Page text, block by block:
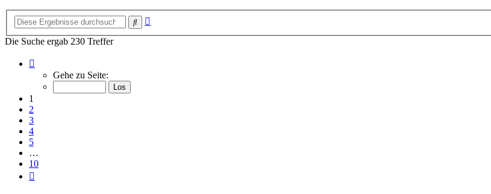
Suche
Die Suche ergab 230 Treffer
von
Gehe zu Seite:
1
2
3
4
5
…
10